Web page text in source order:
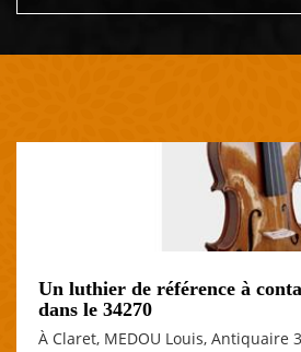
Un luthier de référence à
dans le 34270
À Claret, MEDOU Louis, Antiquaire